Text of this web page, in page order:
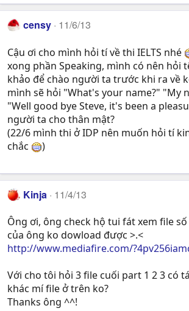
censy 11/6/13
Cậu ơi cho mình hỏi tí về thi IELTS nhé
xong phần Speaking, mình có nên hỏi
khảo để chào người ta trước khi ra về
mình sẽ hỏi "What's your name?" "My
"Well good bye Steve, it's been a
người ta cho thân mật?
(22/6 mình thi ở IDP nên muốn hỏi tí
chắc
)
Kinja 11/4/13
Ông ơi, ông check hộ tui fát xem file
của ông ko dowload được >.<
http://www.mediafire.com/
Với cho tôi hỏi 3 file cuối part 1 2 3 có
khác mí file ở trên ko?
Thanks ông ^^!